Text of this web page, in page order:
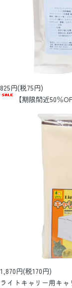
825円(税75円)
【期限間近50％
1,870円(税170円)
ライトキャリー用キャ